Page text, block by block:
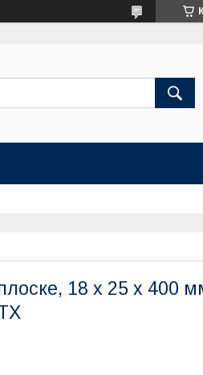
18 х 25 х 400